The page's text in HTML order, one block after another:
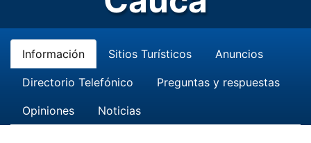
Información Sitios Turísticos Anuncios
Directorio Telefónico Preguntas y respuestas
Opiniones Noticias